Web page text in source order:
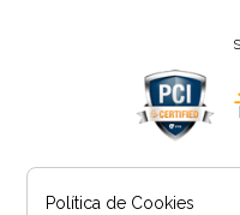
Política de Cookies